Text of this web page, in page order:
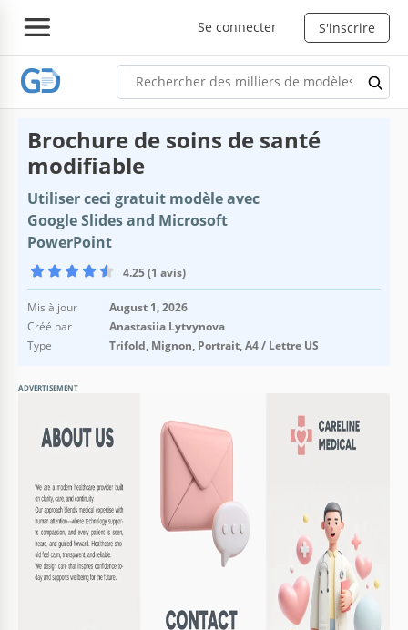
Se connecter S'inscrire
Brochure de soins de santé
modifiable
Utiliser ceci gratuit modèle avec
Google Slides and Microsoft
PowerPoint
4.25 (1 avis)
Mis à jour
August 1, 2026
Créé par
Anastasiia Lytvynova
Type
Trifold, Mignon, Portrait, A4 / Lettre US
ADVERTISEMENT
Spécifications du modèle
Google Slides, Microsoft PowerPoint
Orientation
Portrait Brochure & Dépliants Modèles
Taille
A4 / Lettre US Brochure & Dépliants Modèles
Créé
February 9, 2026
August 1, 2026
Ajouté aux collections par 1 Utilisateurs